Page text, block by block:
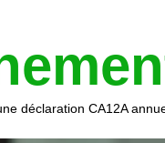
déclaration CA12A